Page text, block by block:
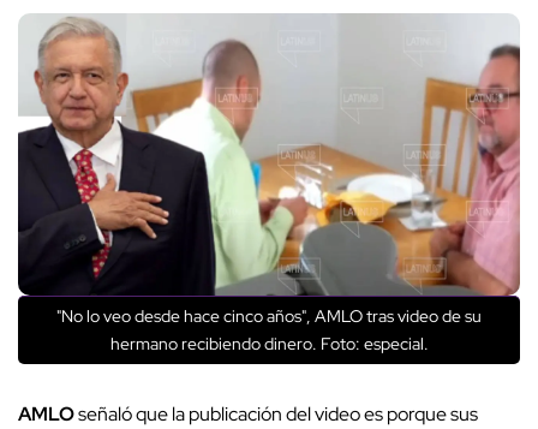
"No lo veo desde hace cinco años", AMLO tras video de su
hermano recibiendo dinero. Foto: especial.
AMLOseñaló que la publicación del video es porque sus